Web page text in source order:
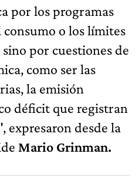
por los programas
o los límites
por cuestiones de
como ser las
la emisión
déficit que registran
expresaron desde la
Mario Grinman.